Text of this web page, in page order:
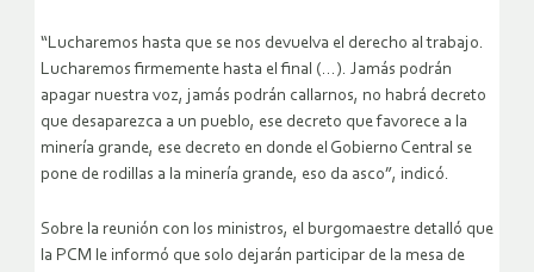
“Lucharemos hasta que se nos devuelva el derecho al trabajo.
Lucharemos firmemente hasta el final (…). Jamás podrán
apagar nuestra voz, jamás podrán callarnos, no habrá decreto
que desaparezca a un pueblo, ese decreto que favorece a la
minería grande, ese decreto en donde el Gobierno Central se
pone de rodillas a la minería grande, eso da asco”, indicó.
Sobre la reunión con los ministros, el burgomaestre detalló que
la PCM le informó que solo dejarán participar de la mesa de